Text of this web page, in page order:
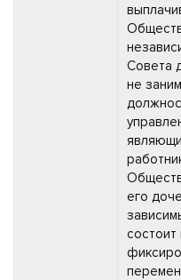
Совета
не
его
состоит